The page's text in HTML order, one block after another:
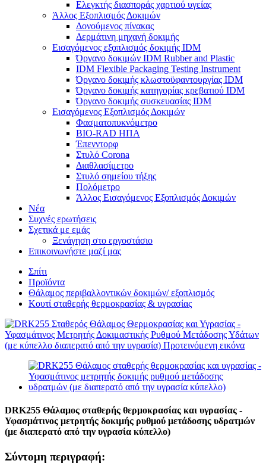
Ελεγκτής διασποράς χαρτιού υγείας
Άλλος Εξοπλισμός Δοκιμών
Δονούμενος πίνακας
Δερμάτινη μηχανή δοκιμής
Εισαγόμενος εξοπλισμός δοκιμής IDM
Όργανο δοκιμών IDM Rubber and Plastic
IDM Flexible Packaging Testing Instrument
Όργανο δοκιμής κλωστοϋφαντουργίας IDM
Όργανο δοκιμής κατηγορίας κρεβατιού IDM
Όργανο δοκιμής συσκευασίας IDM
Εισαγόμενος Εξοπλισμός Δοκιμών
Φασματοπυκνόμετρο
BIO-RAD ΗΠΑ
Έπενντορφ
Στυλό Corona
Διαθλασίμετρο
Στυλό σημείου τήξης
Πολόμετρο
Άλλος Εισαγόμενος Εξοπλισμός Δοκιμών
Νέα
Συχνές ερωτήσεις
Σχετικά με εμάς
Ξενάγηση στο εργοστάσιο
Επικοινωνήστε μαζί μας
Σπίτι
Προϊόντα
Θάλαμος περιβαλλοντικών δοκιμών/ εξοπλισμός
Κουτί σταθερής θερμοκρασίας & υγρασίας
DRK255 Θάλαμος σταθερής θερμοκρασίας και υγρασίας -
Υφασμάτινος μετρητής δοκιμής ρυθμού μετάδοσης υδρατμών
(με διαπερατό από την υγρασία κύπελλο)
Σύντομη περιγραφή: